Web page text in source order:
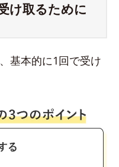
け取るために
基本的に1回で受け